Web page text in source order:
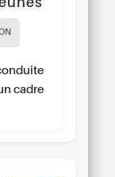
cadre